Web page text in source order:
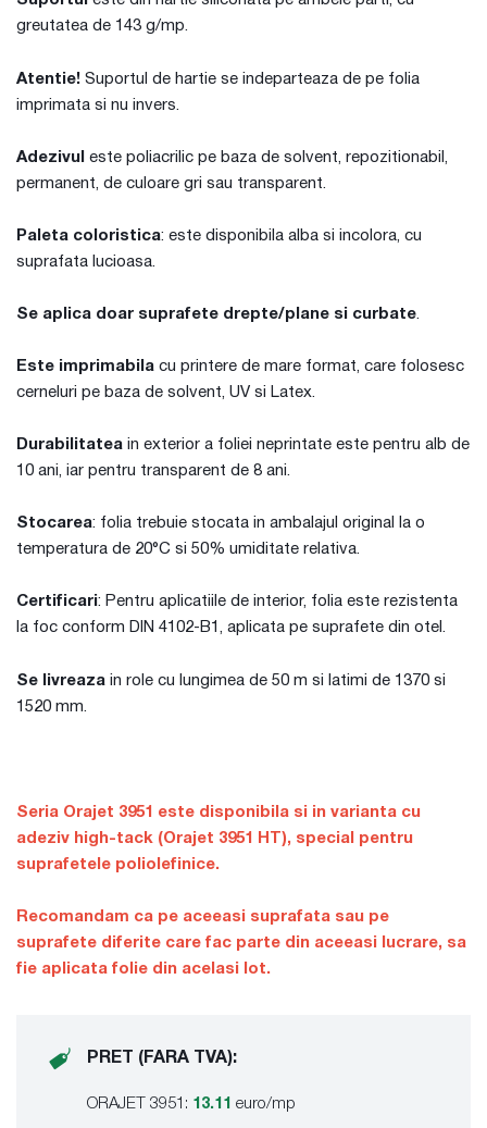
greutatea de 143 g/mp.
Atentie! Suportul de hartie se indeparteaza de pe folia
imprimata si nu invers.
Adezivul este poliacrilic pe baza de solvent, repozitionabil,
permanent, de culoare gri sau transparent.
Paleta coloristica: este disponibila alba si incolora, cu
suprafata lucioasa.
Se aplica doar suprafete drepte/plane si curbate.
Este imprimabila cu printere de mare format, care folosesc
cerneluri pe baza de solvent, UV si Latex.
Durabilitatea in exterior a foliei neprintate este pentru alb de
10 ani, iar pentru transparent de 8 ani.
Stocarea: folia trebuie stocata in ambalajul original la o
temperatura de 20°C si 50% umiditate relativa.
Certificari: Pentru aplicatiile de interior, folia este rezistenta
la foc conform DIN 4102-B1, aplicata pe suprafete din otel.
Se livreaza in role cu lungimea de 50 m si latimi de 1370 si
1520 mm.
Seria Orajet 3951 este disponibila si in varianta cu
adeziv high-tack (Orajet 3951 HT), special pentru
suprafetele poliolefinice.
Recomandam ca pe aceeasi suprafata sau pe
suprafete diferite care fac parte din aceeasi lucrare, sa
fie aplicata folie din acelasi lot.
PRET (FARA TVA):
ORAJET 3951: 13.11 euro/mp